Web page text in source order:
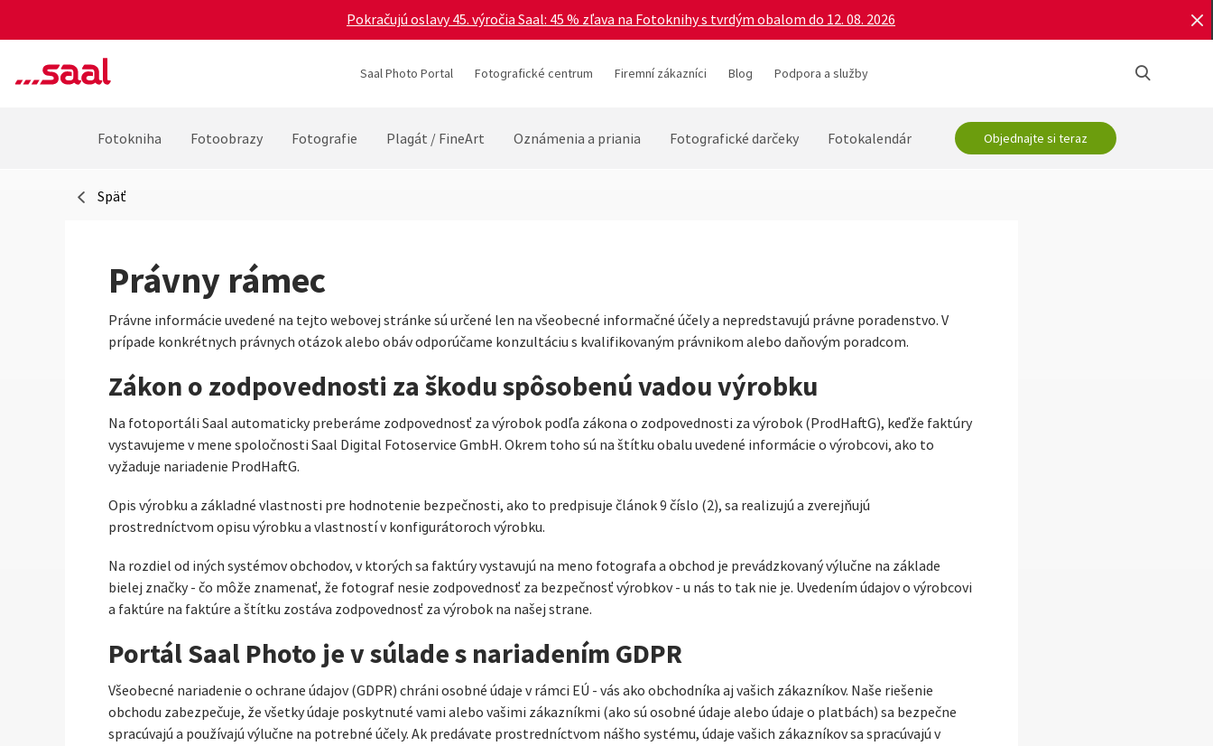
Pokračujú oslavy 45. výročia Saal: 45 % zľava na Fotoknihy s tvrdým obalom do 12. 08. 2026
Saal Photo Portal Fotografické centrum Firemní zákazníci Blog Podpora a služby
Fotokniha Fotoobrazy Fotografie Plagát / FineArt Oznámenia a priania Fotografické darčeky Fotokalendár Objednajte si teraz
Späť
Právny rámec
Právne informácie uvedené na tejto webovej stránke sú určené len na všeobecné informačné účely a nepredstavujú právne poradenstvo. V
prípade konkrétnych právnych otázok alebo obáv odporúčame konzultáciu s kvalifikovaným právnikom alebo daňovým poradcom.
Zákon o zodpovednosti za škodu spôsobenú vadou výrobku
Na fotoportáli Saal automaticky preberáme zodpovednosť za výrobok podľa zákona o zodpovednosti za výrobok (ProdHaftG), keďže faktúry
vystavujeme v mene spoločnosti Saal Digital Fotoservice GmbH. Okrem toho sú na štítku obalu uvedené informácie o výrobcovi, ako to
vyžaduje nariadenie ProdHaftG.
Opis výrobku a základné vlastnosti pre hodnotenie bezpečnosti, ako to predpisuje článok 9 číslo (2), sa realizujú a zverejňujú
prostredníctvom opisu výrobku a vlastností v konfigurátoroch výrobku.
Na rozdiel od iných systémov obchodov, v ktorých sa faktúry vystavujú na meno fotografa a obchod je prevádzkovaný výlučne na základe
bielej značky - čo môže znamenať, že fotograf nesie zodpovednosť za bezpečnosť výrobkov - u nás to tak nie je. Uvedením údajov o výrobcovi
a faktúre na faktúre a štítku zostáva zodpovednosť za výrobok na našej strane.
Portál Saal Photo je v súlade s nariadením GDPR
Všeobecné nariadenie o ochrane údajov (GDPR) chráni osobné údaje v rámci EÚ - vás ako obchodníka aj vašich zákazníkov. Naše riešenie
obchodu zabezpečuje, že všetky údaje poskytnuté vami alebo vašimi zákazníkmi (ako sú osobné údaje alebo údaje o platbách) sa bezpečne
spracúvajú a používajú výlučne na potrebné účely. Ak predávate prostredníctvom nášho systému, údaje vašich zákazníkov sa spracúvajú v